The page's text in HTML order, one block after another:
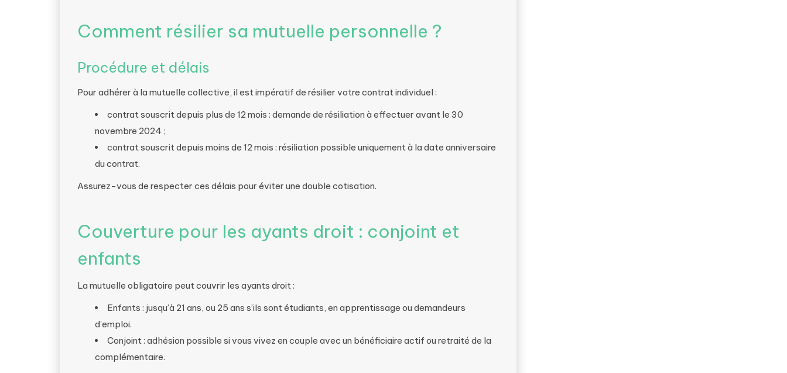
Comment résilier sa mutuelle personnelle ?
Procédure et délais
Pour adhérer à la mutuelle collective, il est impératif de résilier votre contrat individuel :
contrat souscrit depuis plus de 12 mois : demande de résiliation à effectuer avant le 30
novembre 2024 ;
contrat souscrit depuis moins de 12 mois : résiliation possible uniquement à la date anniversaire
du contrat.
Assurez-vous de respecter ces délais pour éviter une double cotisation.
Couverture pour les ayants droit : conjoint et
enfants
La mutuelle obligatoire peut couvrir les ayants droit :
Enfants : jusqu’à 21 ans, ou 25 ans s’ils sont étudiants, en apprentissage ou demandeurs
d’emploi.
Conjoint : adhésion possible si vous vivez en couple avec un bénéficiaire actif ou retraité de la
complémentaire.